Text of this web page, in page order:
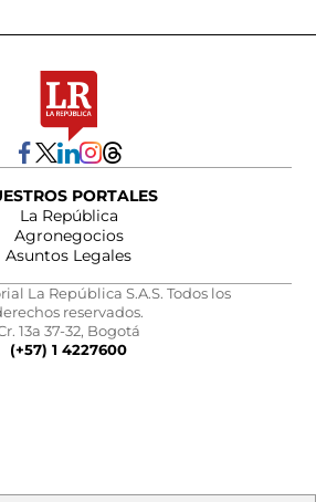
PORTALES
La República
Agronegocios
Asuntos Legales
La República S.A.S. Todos los
reservados.
13a 37-32, Bogotá
(+57) 1 4227600